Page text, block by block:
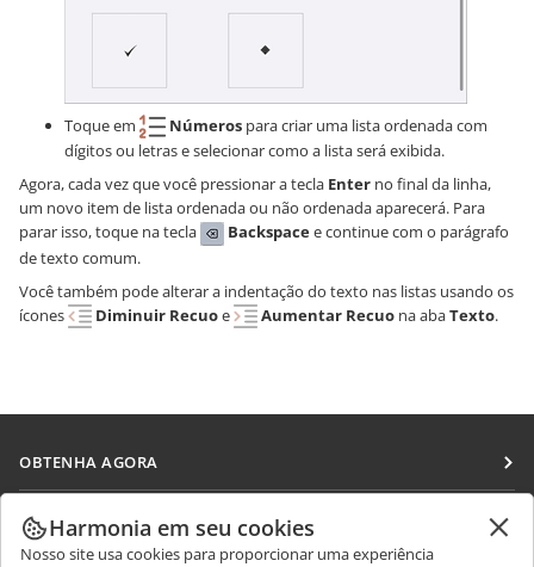
Toque em Números para criar uma lista ordenada com
dígitos ou letras e selecionar como a lista será exibida.
Agora, cada vez que você pressionar a tecla Enter no final da linha,
um novo item de lista ordenada ou não ordenada aparecerá. Para
parar isso, toque na tecla
Backspacee continue com o parágrafo
de texto comum.
Você também pode alterar a indentação do texto nas listas usando os
ícones
Diminuir Recuoe Aumentar Recuo na abaTexto.
OBTENHA AGORA
Docs
DocSpace
COLABORAR
Para colaboradores
Harmonia em seu cookies
Nosso site usa cookies para proporcionar uma experiência